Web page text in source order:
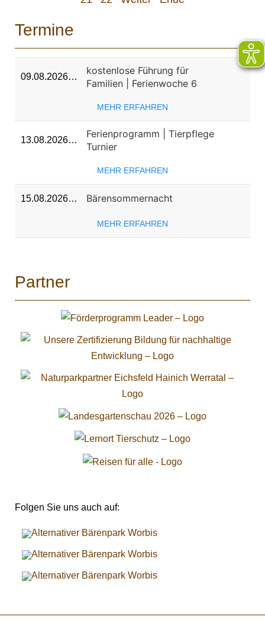
Termine
09.08.2026…
kostenlose Führung für
Familien | Ferienwoche 6
MEHR ERFAHREN
13.08.2026…
Ferienprogramm | Tierpflege
Turnier
MEHR ERFAHREN
15.08.2026… Bärensommernacht
MEHR ERFAHREN
Partner
Folgen Sie uns auch auf: